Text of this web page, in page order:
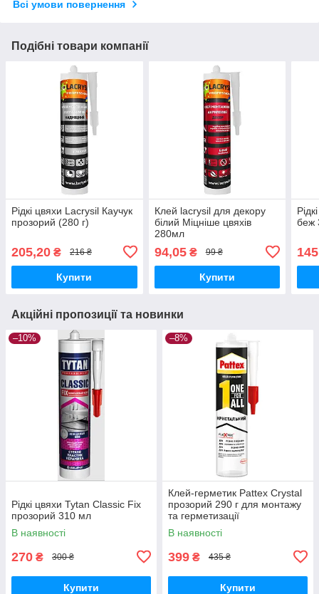
Всі умови повернення
Подібні товари компанії
Рідкі цвяхи Lacrysil Каучук
прозорий (280 г)
205,20 ₴ 216 ₴
Купити
Клей lacrysil для декору
білий Міцніше цвяхів
280мл
94,05₴ 99 ₴
Купити
беж
Акційні пропозиції та новинки
–10%
Рідкі цвяхи Tytan Classic Fix
прозорий 310 мл
В наявності
270 ₴ 300 ₴
Купити
–8%
Клей-герметик Pattex Crystal
прозорий 290 г для монтажу
та герметизації
В наявності
399 ₴ 435 ₴
Купити